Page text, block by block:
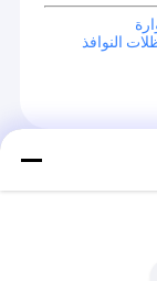
النوافذ